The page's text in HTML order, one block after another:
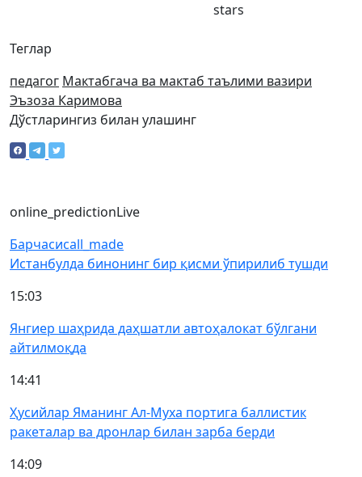
Теглар
педагог Мактабгача ва мактаб таълими вазири
Эъзоза Каримова
stars
Дўстларингиз билан улашинг
online_predictionLive
Барчасиcall_made
Истанбулда бинонинг бир қисми ўпирилиб тушди
15:03
Янгиер шаҳрида даҳшатли автоҳалокат бўлгани
айтилмоқда
14:41
Ҳусийлар Яманинг Ал-Муха портига баллистик
ракеталар ва дронлар билан зарба берди
14:09